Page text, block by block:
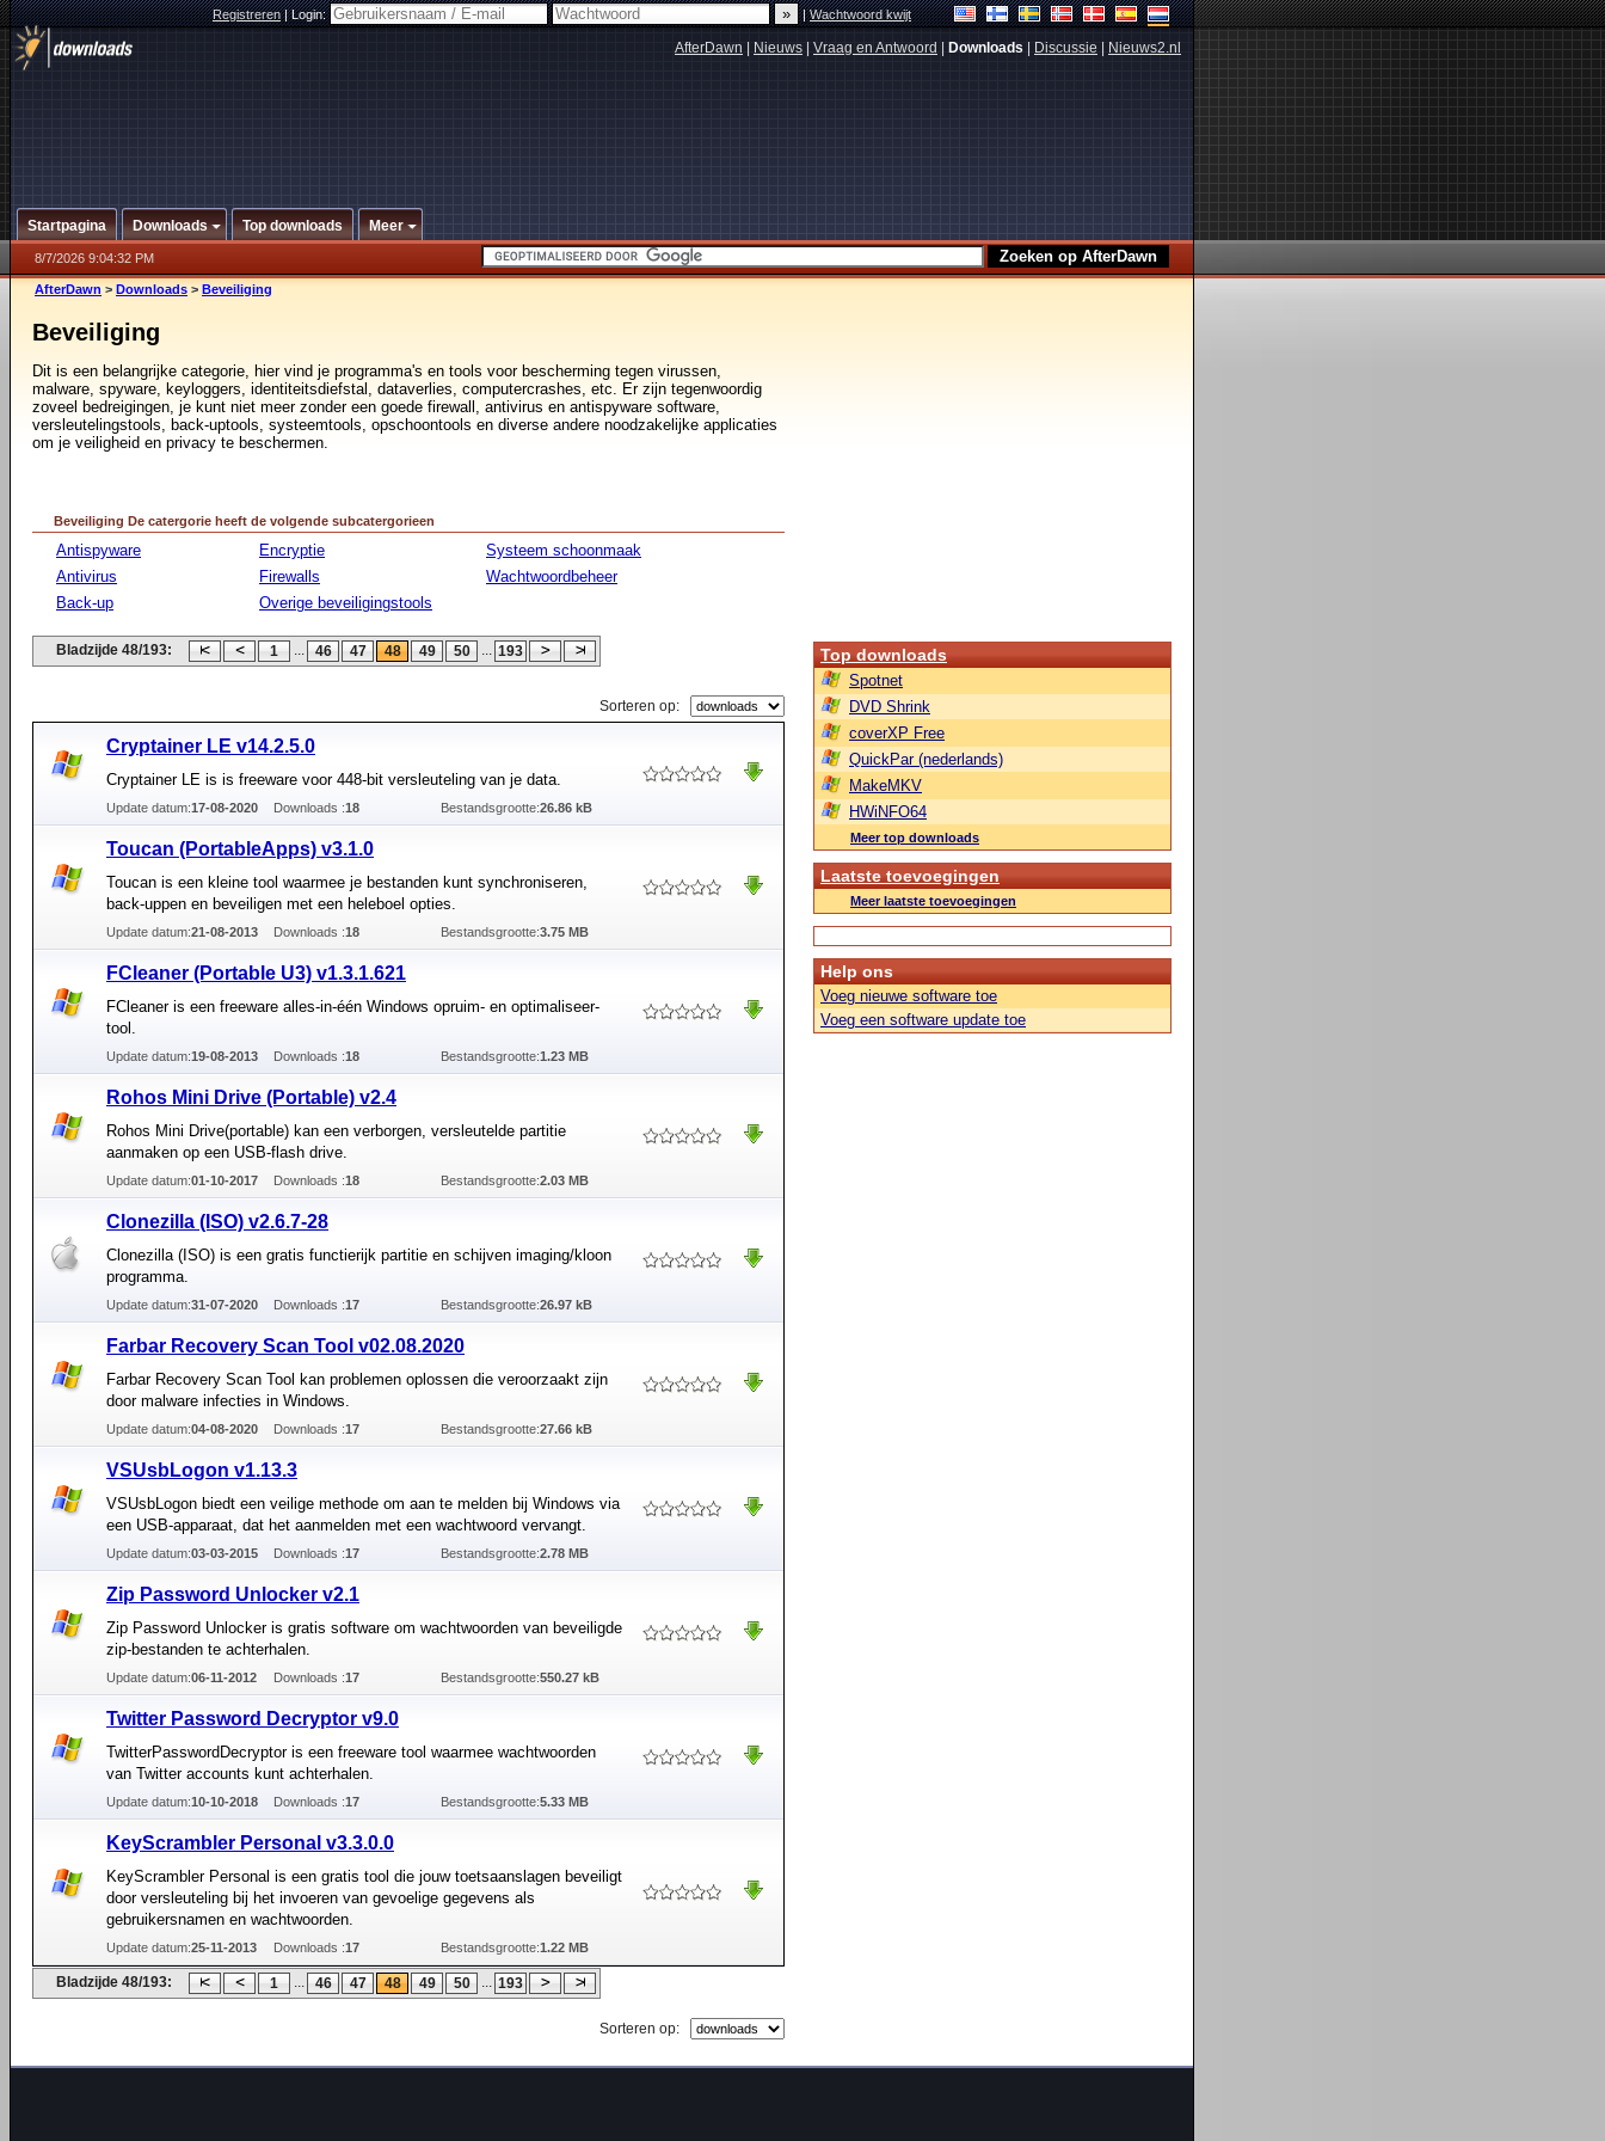
Registreren|Login: |Wachtwoord kwijt
AfterDawn Nieuws Vraag en Antwoord Downloads Discussie Nieuws2.nl
Startpagina Downloads Top downloads Meer
8/7/2026 9:04:32 PM
AfterDawn > Downloads > Beveiliging
Beveiliging
Dit is een belangrijke categorie, hier vind je programma's en tools voor bescherming tegen virussen,
malware, spyware, keyloggers, identiteitsdiefstal, dataverlies, computercrashes, etc. Er zijn tegenwoordig
zoveel bedreigingen, je kunt niet meer zonder een goede firewall, antivirus en antispyware software,
versleutelingstools, back-uptools, systeemtools, opschoontools en diverse andere noodzakelijke applicaties
om je veiligheid en privacy te beschermen.
Beveiliging De catergorie heeft de volgende subcatergorieen
Antispyware
Antivirus
Back-up
Encryptie
Firewalls
Overige beveiligingstools
Systeem schoonmaak
Wachtwoordbeheer
Bladzijde 48/193: 1 ... 46 47 48 49 50 ... 193
Sorteren op:
Cryptainer LE v14.2.5.0
Cryptainer LE is is freeware voor 448-bit versleuteling van je data.
Update datum:17-08-2020 Downloads :18 Bestandsgrootte:26.86 kB
Toucan (PortableApps) v3.1.0
Toucan is een kleine tool waarmee je bestanden kunt synchroniseren,
back-uppen en beveiligen met een heleboel opties.
Update datum:21-08-2013 Downloads :18 Bestandsgrootte:3.75 MB
FCleaner (Portable U3) v1.3.1.621
FCleaner is een freeware alles-in-één Windows opruim- en optimaliseer-
tool.
Update datum:19-08-2013 Downloads :18 Bestandsgrootte:1.23 MB
Rohos Mini Drive (Portable) v2.4
Rohos Mini Drive(portable) kan een verborgen, versleutelde partitie
aanmaken op een USB-flash drive.
Update datum:01-10-2017 Downloads :18 Bestandsgrootte:2.03 MB
Clonezilla (ISO) v2.6.7-28
Clonezilla (ISO) is een gratis functierijk partitie en schijven imaging/kloon
programma.
Update datum:31-07-2020 Downloads :17 Bestandsgrootte:26.97 kB
Farbar Recovery Scan Tool v02.08.2020
Farbar Recovery Scan Tool kan problemen oplossen die veroorzaakt zijn
door malware infecties in Windows.
Update datum:04-08-2020 Downloads :17 Bestandsgrootte:27.66 kB
VSUsbLogon v1.13.3
VSUsbLogon biedt een veilige methode om aan te melden bij Windows via
een USB-apparaat, dat het aanmelden met een wachtwoord vervangt.
Update datum:03-03-2015 Downloads :17 Bestandsgrootte:2.78 MB
Zip Password Unlocker v2.1
Zip Password Unlocker is gratis software om wachtwoorden van beveiligde
zip-bestanden te achterhalen.
Update datum:06-11-2012 Downloads :17 Bestandsgrootte:550.27 kB
Twitter Password Decryptor v9.0
TwitterPasswordDecryptor is een freeware tool waarmee wachtwoorden
van Twitter accounts kunt achterhalen.
Update datum:10-10-2018 Downloads :17 Bestandsgrootte:5.33 MB
KeyScrambler Personal v3.3.0.0
KeyScrambler Personal is een gratis tool die jouw toetsaanslagen beveiligt
door versleuteling bij het invoeren van gevoelige gegevens als
gebruikersnamen en wachtwoorden.
Update datum:25-11-2013 Downloads :17 Bestandsgrootte:1.22 MB
Bladzijde 48/193: 1 ... 46 47 48 49 50 ... 193
Sorteren op:
Top downloads
Spotnet
DVD Shrink
coverXP Free
QuickPar (nederlands)
MakeMKV
HWiNFO64
Meer top downloads
Laatste toevoegingen
Meer laatste toevoegingen
Help ons
Voeg nieuwe software toe
Voeg een software update toe